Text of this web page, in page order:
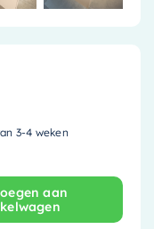
3-4 weken
- 180x85cm
aan